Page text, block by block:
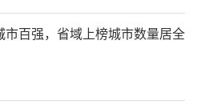
百强，省域上榜城市数量居全